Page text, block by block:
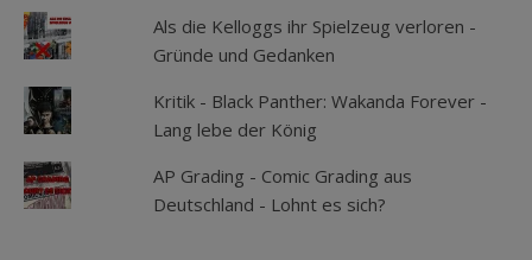
Als die Kelloggs ihr Spielzeug verloren -
Gründe und Gedanken
Kritik - Black Panther: Wakanda Forever -
Lang lebe der König
AP Grading - Comic Grading aus
Deutschland - Lohnt es sich?